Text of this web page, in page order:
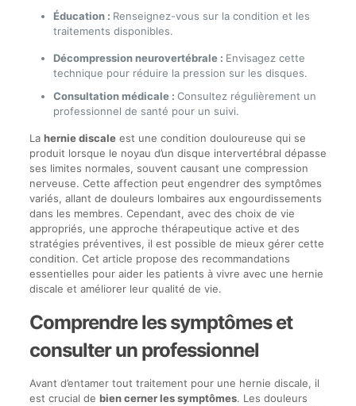
Éducation : Renseignez-vous sur la condition et les
traitements disponibles.
Décompression neurovertébrale : Envisagez cette
technique pour réduire la pression sur les disques.
Consultation médicale : Consultez régulièrement un
professionnel de santé pour un suivi.
La hernie discaleest une condition douloureuse qui se
produit lorsque le noyau d’un disque intervertébral dépasse
ses limites normales, souvent causant une compression
nerveuse. Cette affection peut engendrer des symptômes
variés, allant de douleurs lombaires aux engourdissements
dans les membres. Cependant, avec des choix de vie
appropriés, une approche thérapeutique active et des
stratégies préventives, il est possible de mieux gérer cette
condition. Cet article propose des recommandations
essentielles pour aider les patients à vivre avec une hernie
discale et améliorer leur qualité de vie.
Comprendre les symptômes et
consulter un professionnel
Avant d’entamer tout traitement pour une hernie discale, il
est crucial de bien cerner les symptômes. Les douleurs